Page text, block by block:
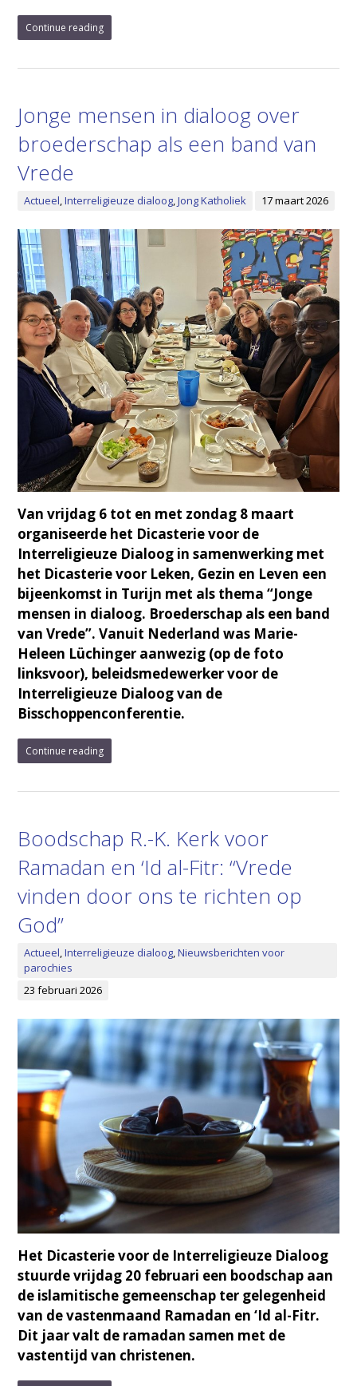
Continue reading
Jonge mensen in dialoog over
broederschap als een band van
Vrede
Actueel ,Interreligieuze dialoog ,Jong Katholiek 17 maart 2026
Van vrijdag 6 tot en met zondag 8 maart
organiseerde het Dicasterie voor de
Interreligieuze Dialoog in samenwerking met
het Dicasterie voor Leken, Gezin en Leven een
bijeenkomst in Turijn met als thema “Jonge
mensen in dialoog. Broederschap als een band
van Vrede”. Vanuit Nederland was Marie-
Heleen Lüchinger aanwezig (op de foto
linksvoor), beleidsmedewerker voor de
Interreligieuze Dialoog van de
Bisschoppenconferentie.
Continue reading
Boodschap R.-K. Kerk voor
Ramadan en ‘Id al-Fitr: “Vrede
vinden door ons te richten op
God”
Actueel,Interreligieuze dialoog,Nieuwsberichten voor
parochies
23 februari 2026
Het Dicasterie voor de Interreligieuze Dialoog
stuurde vrijdag 20 februari een boodschap aan
de islamitische gemeenschap ter gelegenheid
van de vastenmaand Ramadan en ‘Id al-Fitr.
Dit jaar valt de ramadan samen met de
vastentijd van christenen.